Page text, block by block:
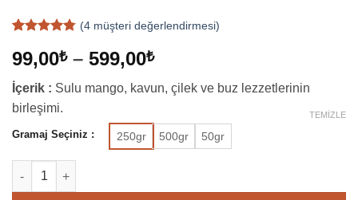
puanına
dayanarak
5
üzerinden
4.75puan
(4müşteri değerlendirmesi)
99,00₺ – 599,00₺Fiyat
99,00₺
599,00₺
İçerik : Sulu mango, kavun, çilek ve buz lezzetlerinin
birleşimi.
Gramaj Seçiniz : 250gr 500gr 50gr
TEMIZLE
Falcon Lady adet